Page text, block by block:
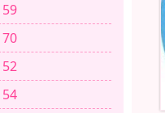
59
70
52
54